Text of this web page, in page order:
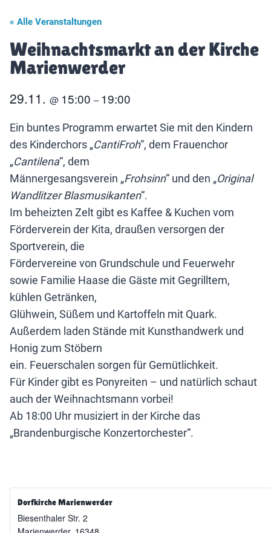
« Alle Veranstaltungen
Weihnachtsmarkt an der Kirche
Marienwerder
29.11. @ 15:00 – 19:00
Ein buntes Programm erwartet Sie mit den Kindern
des Kinderchors „CantiFroh“, dem Frauenchor
„Cantilena“, dem
Männergesangsverein „Frohsinn“ und den „Original
Wandlitzer Blasmusikanten“.
Im beheizten Zelt gibt es Kaffee & Kuchen vom
Förderverein der Kita, draußen versorgen der
Sportverein, die
Fördervereine von Grundschule und Feuerwehr
sowie Familie Haase die Gäste mit Gegrilltem,
kühlen Getränken,
Glühwein, Süßem und Kartoffeln mit Quark.
Außerdem laden Stände mit Kunsthandwerk und
Honig zum Stöbern
ein. Feuerschalen sorgen für Gemütlichkeit.
Für Kinder gibt es Ponyreiten – und natürlich schaut
auch der Weihnachtsmann vorbei!
Ab 18:00 Uhr musiziert in der Kirche das
„Brandenburgische Konzertorchester“.
Dorfkirche Marienwerder
Biesenthaler Str. 2